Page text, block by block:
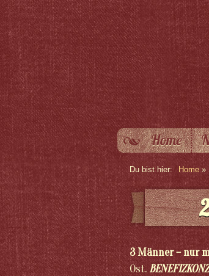
Home
Du bist hier: Home»
3 Männer – nur
Ost.